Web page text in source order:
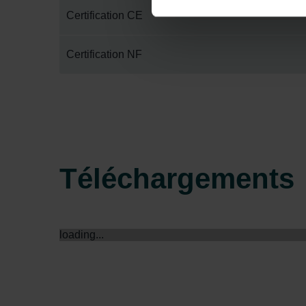
Zehnder Group Nederland bv:
Zehnder Group Sales
Certification CE
Certification NF
Téléchargements
loading...